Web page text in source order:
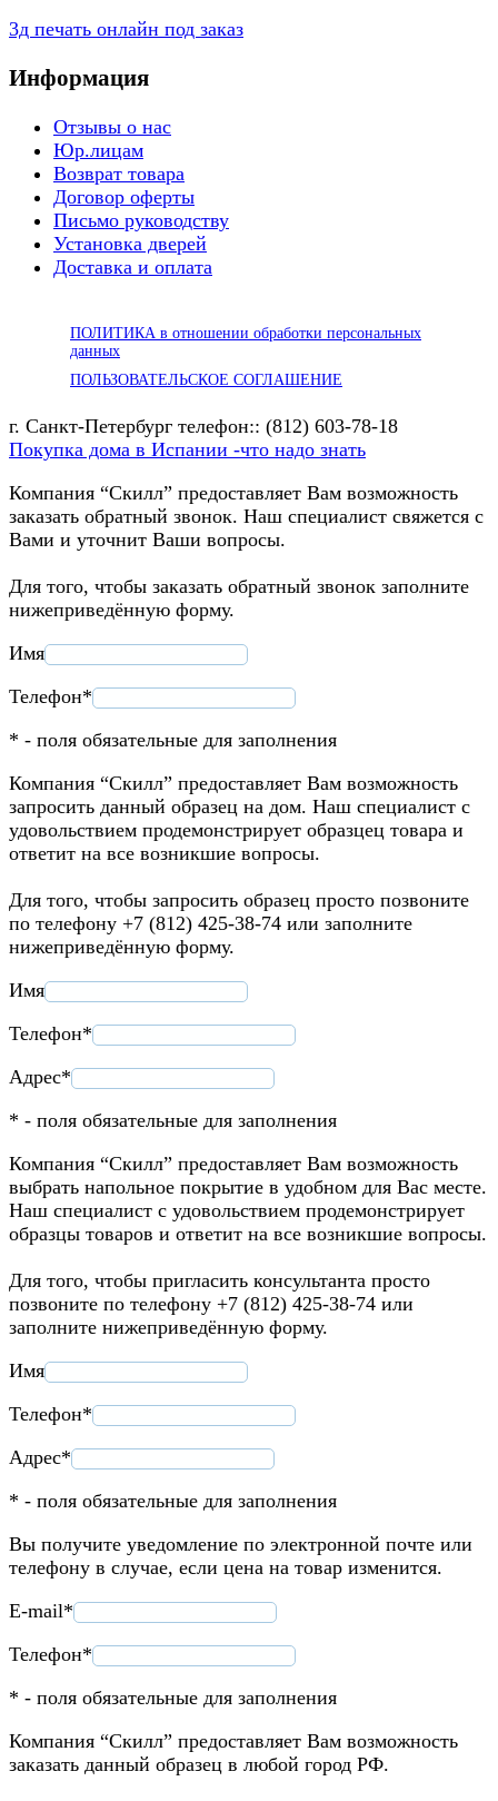
3д печать онлайн под заказ
Информация
Отзывы о нас
Юр.лицам
Возврат товара
Договор оферты
Письмо руководству
Установка дверей
Доставка и оплата
ПОЛИТИКА в отношении обработки персональных
данных
ПОЛЬЗОВАТЕЛЬСКОЕ СОГЛАШЕНИЕ
г. Санкт-Петербург телефон:: (812) 603-78-18
Покупка дома в Испании -что надо знать
Компания “Скилл” предоставляет Вам возможность
заказать обратный звонок. Наш специалист свяжется с
Вами и уточнит Ваши вопросы.
Для того, чтобы заказать обратный звонок заполните
нижеприведённую форму.
Имя
Телефон*
* - поля обязательные для заполнения
Компания “Скилл” предоставляет Вам возможность
запросить данный образец на дом. Наш специалист с
удовольствием продемонстрирует образцец товара и
ответит на все возникшие вопросы.
Для того, чтобы запросить образец просто позвоните
по телефону +7 (812) 425-38-74 или заполните
нижеприведённую форму.
Имя
Телефон*
Адрес*
* - поля обязательные для заполнения
Компания “Скилл” предоставляет Вам возможность
выбрать напольное покрытие в удобном для Вас месте.
Наш специалист с удовольствием продемонстрирует
образцы товаров и ответит на все возникшие вопросы.
Для того, чтобы пригласить консультанта просто
позвоните по телефону +7 (812) 425-38-74 или
заполните нижеприведённую форму.
Имя
Телефон*
Адрес*
* - поля обязательные для заполнения
Вы получите уведомление по электронной почте или
телефону в случае, если цена на товар изменится.
E-mail*
Телефон*
* - поля обязательные для заполнения
Компания “Скилл” предоставляет Вам возможность
заказать данный образец в любой город РФ.